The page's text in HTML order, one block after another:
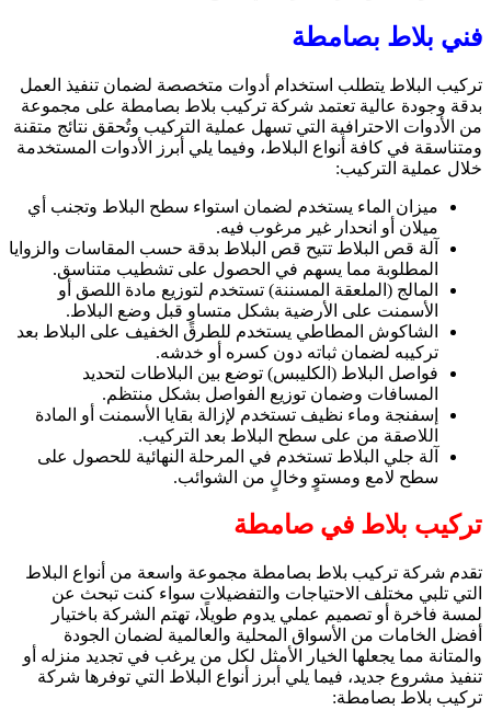
فني بلاط بصامطة
تركيب البلاط يتطلب استخدام أدوات متخصصة لضمان تنفيذ العمل
بدقة وجودة عالية تعتمد شركة تركيب بلاط بصامطة على مجموعة
من الأدوات الاحترافية التي تسهل عملية التركيب وتُحقق نتائج متقنة
ومتناسقة في كافة أنواع البلاط، وفيما يلي أبرز الأدوات المستخدمة
خلال عملية التركيب:
ميزان الماء يستخدم لضمان استواء سطح البلاط وتجنب أي
ميلان أو انحدار غير مرغوب فيه.
آلة قص البلاط تتيح قص البلاط بدقة حسب المقاسات والزوايا
المطلوبة مما يسهم في الحصول على تشطيب متناسق.
المالج (الملعقة المسننة) تستخدم لتوزيع مادة اللصق أو
الأسمنت على الأرضية بشكل متساوٍ قبل وضع البلاط.
الشاكوش المطاطي يستخدم للطرق الخفيف على البلاط بعد
تركيبه لضمان ثباته دون كسره أو خدشه.
فواصل البلاط (الكليبس) توضع بين البلاطات لتحديد
المسافات وضمان توزيع الفواصل بشكل منتظم.
إسفنجة وماء نظيف تستخدم لإزالة بقايا الأسمنت أو المادة
اللاصقة من على سطح البلاط بعد التركيب.
آلة جلي البلاط تستخدم في المرحلة النهائية للحصول على
سطح لامع ومستوٍ وخالٍ من الشوائب.
تركيب بلاط في صامطة
تقدم شركة تركيب بلاط بصامطة مجموعة واسعة من أنواع البلاط
التي تلبي مختلف الاحتياجات والتفضيلات سواء كنت تبحث عن
لمسة فاخرة أو تصميم عملي يدوم طويلًا، تهتم الشركة باختيار
أفضل الخامات من الأسواق المحلية والعالمية لضمان الجودة
والمتانة مما يجعلها الخيار الأمثل لكل من يرغب في تجديد منزله أو
تنفيذ مشروع جديد، فيما يلي أبرز أنواع البلاط التي توفرها شركة
تركيب بلاط بصامطة: